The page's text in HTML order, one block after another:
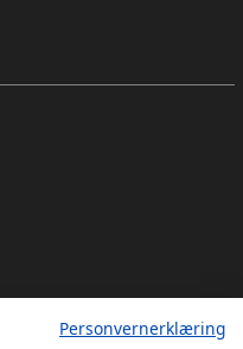
Personvernerklæring